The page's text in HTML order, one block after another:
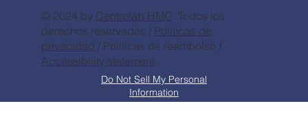
Do Not Sell My Personal
Information
© 2024 by Centrolab HMC . Todos los
derechos reservados / Políticas de
privacidad / Políticas de reembolso /
Accessibility statement